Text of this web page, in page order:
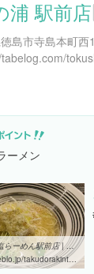
浦 駅前店
ーメン
堂の浦 鯛塩らーめん駅前店 | タクドラの金太郎2
takudorakinta/entry-12436309444.html